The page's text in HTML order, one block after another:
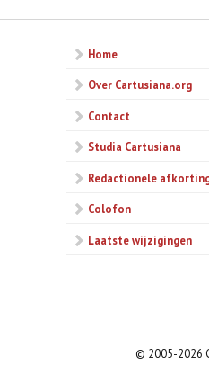
Home
Over Cartusiana.org
Contact
Studia Cartusiana
Redactionele
Colofon
Laatste wijzigingen
© 2005-2026